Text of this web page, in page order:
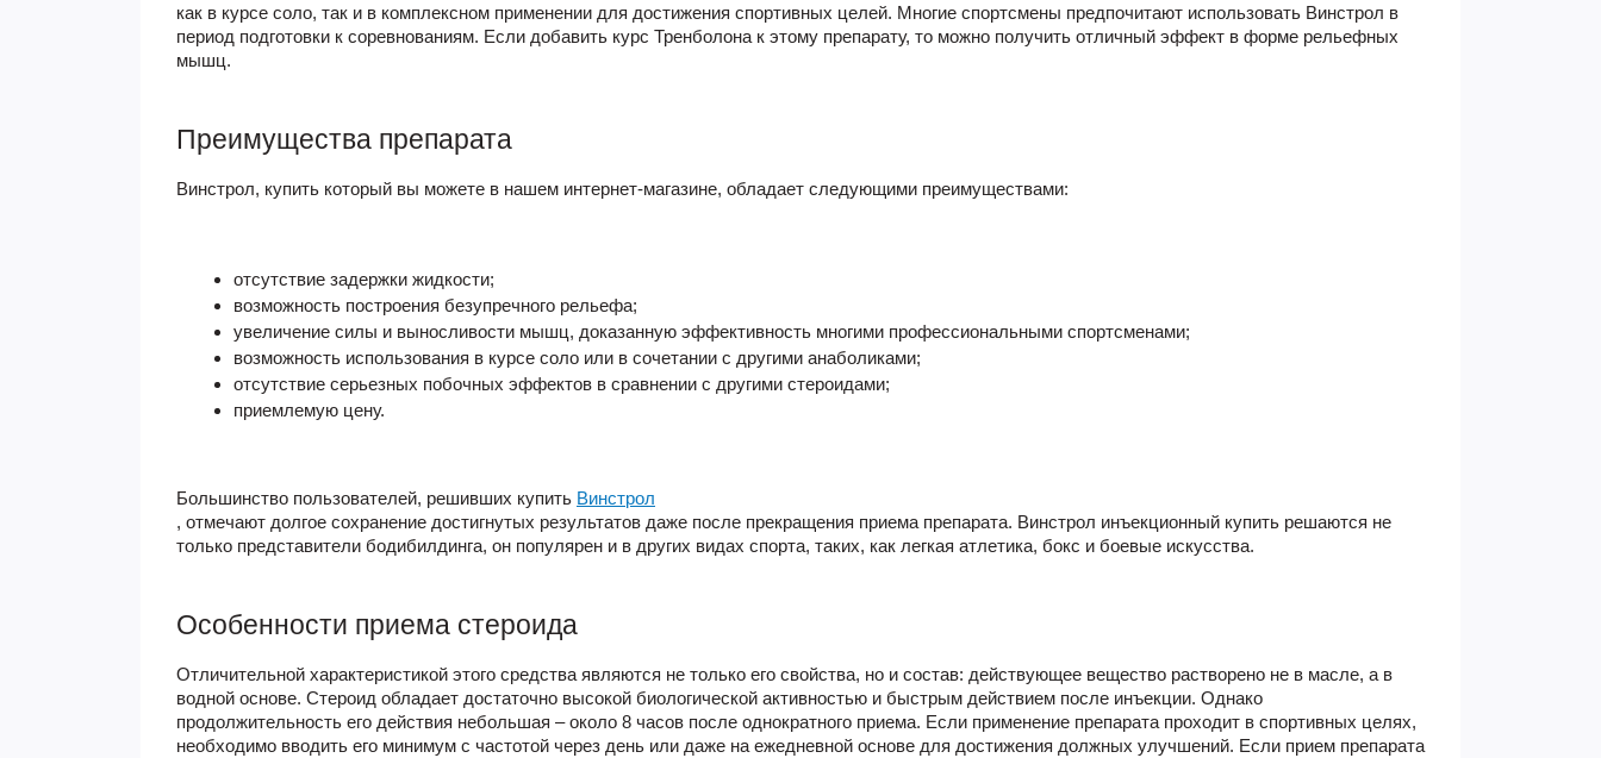
как в курсе соло, так и в комплексном применении для достижения спортивных целей. Многие спортсмены предпочитают использовать Винстрол в
период подготовки к соревнованиям. Если добавить курс Тренболона к этому препарату, то можно получить отличный эффект в форме рельефных
мышц.
Преимущества препарата
Винстрол, купить который вы можете в нашем интернет-магазине, обладает следующими преимуществами:
отсутствие задержки жидкости;
возможность построения безупречного рельефа;
увеличение силы и выносливости мышц, доказанную эффективность многими профессиональными спортсменами;
возможность использования в курсе соло или в сочетании с другими анаболиками;
отсутствие серьезных побочных эффектов в сравнении с другими стероидами;
приемлемую цену.
Большинство пользователей, решивших купить Винстрол
, отмечают долгое сохранение достигнутых результатов даже после прекращения приема препарата. Винстрол инъекционный купить решаются не
только представители бодибилдинга, он популярен и в других видах спорта, таких, как легкая атлетика, бокс и боевые искусства.
Особенности приема стероида
Отличительной характеристикой этого средства являются не только его свойства, но и состав: действующее вещество растворено не в масле, а в
водной основе. Стероид обладает достаточно высокой биологической активностью и быстрым действием после инъекции. Однако
продолжительность его действия небольшая – около 8 часов после однократного приема. Если применение препарата проходит в спортивных целях,
необходимо вводить его минимум с частотой через день или даже на ежедневной основе для достижения должных улучшений. Если прием препарата